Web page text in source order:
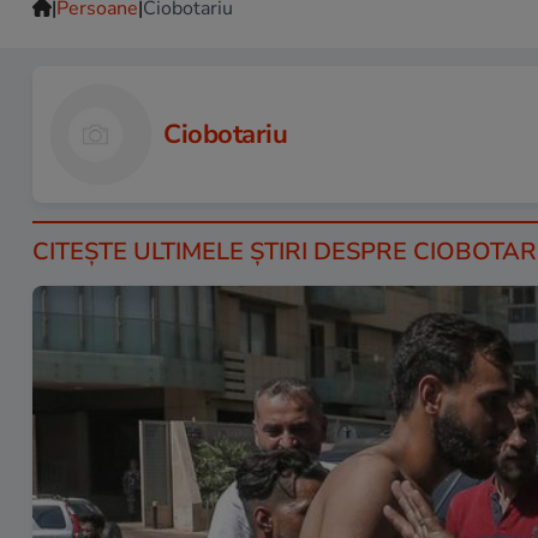
|Persoane|Ciobotariu
Ciobotariu
CITEŞTE ULTIMELE ŞTIRI DESPRE